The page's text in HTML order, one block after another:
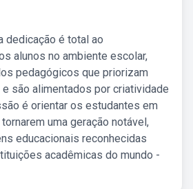
dedicação é total ao
alunos no ambiente escolar,
pedagógicos que priorizam
são alimentados por criatividade
é orientar os estudantes em
uma geração notável,
educacionais reconhecidas
acadêmicas do mundo -